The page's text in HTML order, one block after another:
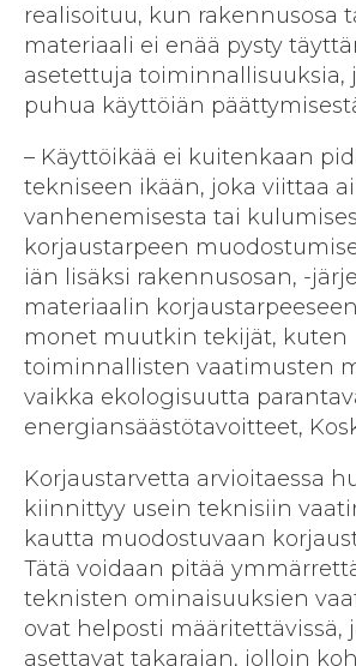
realisoituu, kun rakennusosa
materiaali ei enää pysty
asetettuja toiminnallisuuksia,
puhua käyttöiän
– Käyttöikää ei kuitenkaan
tekniseen ikään, joka viittaa
vanhenemisesta tai
korjaustarpeen
iän lisäksi rakennusosan, -
materiaalin
monet muutkin tekijät, kuten
toiminnallisten vaatimusten
vaikka ekologisuutta
energiansäästötavoitteet,
Korjaustarvetta arvioitaessa
kiinnittyy usein teknisiin
kautta muodostuvaan
Tätä voidaan pitää
teknisten ominaisuuksien
ovat helposti määritettävissä,
asettavat takarajan, jolloin